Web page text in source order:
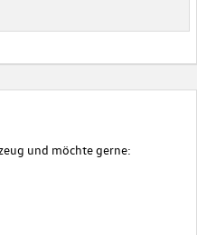
und möchte gerne: